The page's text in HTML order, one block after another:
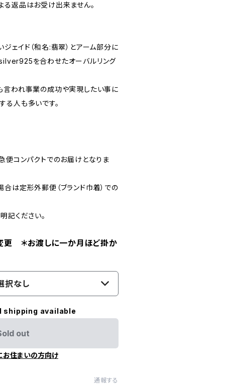
返品はお受け出来ません。
ェイド（和名:翡翠）とアーム部分に
を合わせたオーバルリング
言われ事業の成功や実現したい事に
る人も多いです。
便コンパクトでのお届けとなりま
は定形外郵便（ブランド巾着）での
記ください。
＊お渡しに一か月ほど掛か
択なし
shipping available
out
お住まいの方向け
通報する